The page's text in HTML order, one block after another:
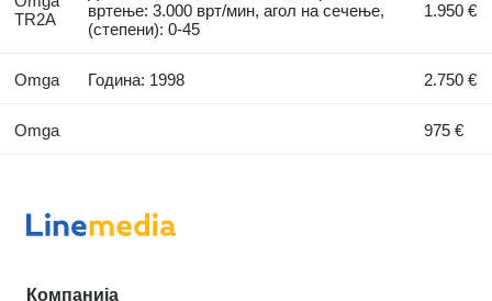
TR2A
вртење: 3.000 врт/мин, агол на сечење,
(степени): 0-45
1.950 €
Omga Година: 1998 2.750 €
Omga 975 €
Компанија